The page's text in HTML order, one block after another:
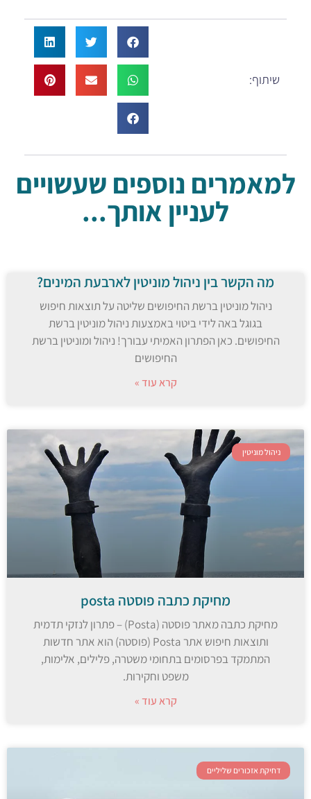
שיתוף:
למאמרים נוספים שעשויים
לעניין אותך...
מה הקשר בין ניהול מוניטין לארבעת המינים?
ניהול מוניטין ברשת החיפושים שליטה על תוצאות חיפוש
בגוגל באה לידי ביטוי באמצעות ניהול מוניטין ברשת
החיפושים. כאן הפתרון האמיתי עבורך! ניהול ומוניטין ברשת
החיפושים
קרא עוד »
ניהול מוניטין
מחיקת כתבה פוסטה posta
מחיקת כתבה מאתר פוסטה (Posta) – פתרון לנזקי תדמית
ותוצאות חיפוש אתר Posta (פוסטה) הוא אתר חדשות
המתמקד בפרסומים בתחומי משטרה, פלילים, אלימות,
משפט וחקירות.
קרא עוד »
דחיקת אזכורים שליליים